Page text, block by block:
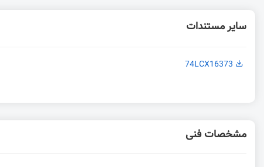
سایر مستندات
74LCX16373
مشخصات فنی